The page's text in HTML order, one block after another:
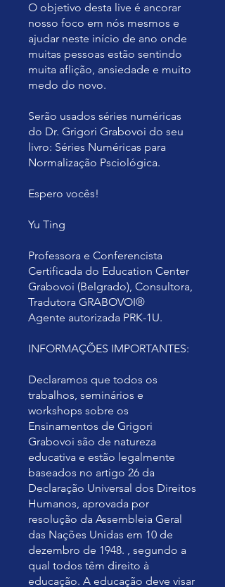
O objetivo desta live é ancorar
nosso foco em nós mesmos e
ajudar neste início de ano onde
muitas pessoas estão sentindo
muita aflição, ansiedade e muito
medo do novo.
Serão usados séries numéricas
do Dr. Grigori Grabovoi do seu
livro: Séries Numéricas para
Normalização Psciológica.
Espero vocês!
Yu Ting
Professora e Conferencista
Certificada do Education Center
Grabovoi (Belgrado), Consultora,
Tradutora GRABOVOI®
Agente autorizada PRK-1U.
INFORMAÇÕES IMPORTANTES:
Declaramos que todos os
trabalhos, seminários e
workshops sobre os
Ensinamentos de Grigori
Grabovoi são de natureza
educativa e estão legalmente
baseados no artigo 26 da
Declaração Universal dos Direitos
Humanos, aprovada por
resolução da Assembleia Geral
das Nações Unidas em 10 de
dezembro de 1948. , segundo a
qual todos têm direito à
educação. A educação deve visar